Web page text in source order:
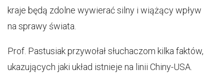
kraje będą zdolne wywierać silny i wiążący wpływ
na sprawy świata.
Prof. Pastusiak przywołał słuchaczom kilka faktów,
ukazujących jaki układ istnieje na linii Chiny-USA.